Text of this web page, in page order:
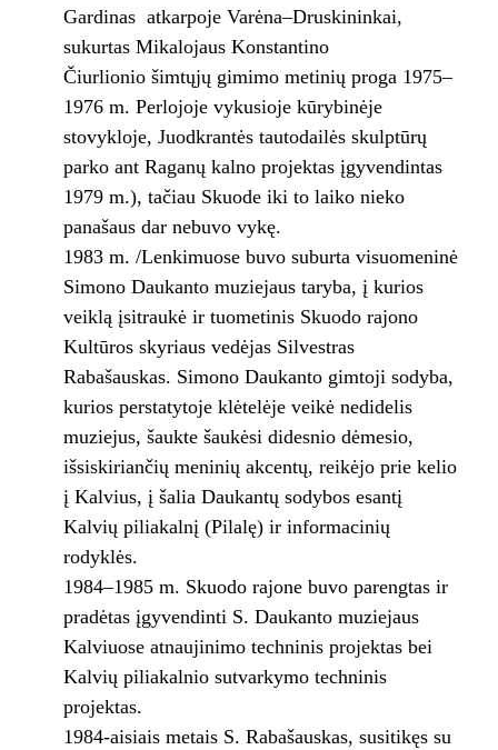
Gardinas atkarpoje Varėna–Druskininkai,
sukurtas Mikalojaus Konstantino
Čiurlionio šimtųjų gimimo metinių proga 1975–
1976 m. Perlojoje vykusioje kūrybinėje
stovykloje, Juodkrantės tautodailės skulptūrų
parko ant Raganų kalno projektas įgyvendintas
1979 m.), tačiau Skuode iki to laiko nieko
panašaus dar nebuvo vykę.
1983 m. /Lenkimuose buvo suburta visuomeninė
Simono Daukanto muziejaus taryba, į kurios
veiklą įsitraukė ir tuometinis Skuodo rajono
Kultūros skyriaus vedėjas Silvestras
Rabašauskas. Simono Daukanto gimtoji sodyba,
kurios perstatytoje klėtelėje veikė nedidelis
muziejus, šaukte šaukėsi didesnio dėmesio,
išsiskiriančių meninių akcentų, reikėjo prie kelio
į Kalvius, į šalia Daukantų sodybos esantį
Kalvių piliakalnį (Pilalę) ir informacinių
rodyklės.
1984–1985 m. Skuodo rajone buvo parengtas ir
pradėtas įgyvendinti S. Daukanto muziejaus
Kalviuose atnaujinimo techninis projektas bei
Kalvių piliakalnio sutvarkymo techninis
projektas.
1984-aisiais metais S. Rabašauskas, susitikęs su